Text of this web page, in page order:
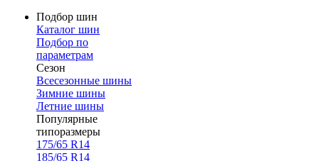
Подбор шин
Каталог шин
Подбор по
параметрам
Сезон
Всесезонные шины
Зимние шины
Летние шины
Популярные
типоразмеры
175/65 R14
185/65 R14